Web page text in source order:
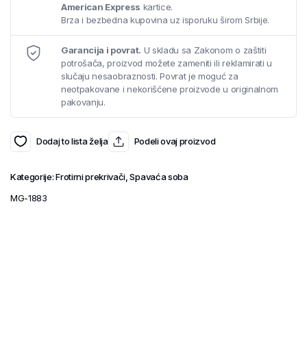
American Express kartice.
Brza i bezbedna kupovina uz isporuku širom Srbije.
Garancija i povrat. U skladu sa Zakonom o zaštiti
potrošača, proizvod možete zameniti ili reklamirati u
slučaju nesaobraznosti. Povrat je moguć za
neotpakovane i nekorišćene proizvode u originalnom
pakovanju.
Dodaj to lista želja Podeli ovaj proizvod
Kategorije:Frotirni prekrivači ,Spavaća soba
MG-1883